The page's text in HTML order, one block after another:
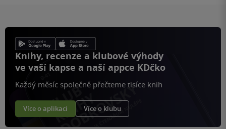
Knihy, recenze a klubové výhody
ve vaší kapse a naší appce KDčko
Každý měsíc společně přečteme tisíce knih
Více o aplikaci Více o klubu